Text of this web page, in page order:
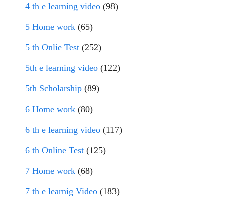
4 th e learning video (98)
5 Home work (65)
5 th Onlie Test (252)
5th e learning video (122)
5th Scholarship (89)
6 Home work (80)
6 th e learning video (117)
6 th Online Test (125)
7 Home work (68)
7 th e learnig Video (183)